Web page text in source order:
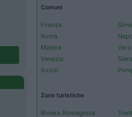
Comuni
Firenze
Roma
Matera
Venezia
Assisi
Zone turistiche
Riviera Romagnola